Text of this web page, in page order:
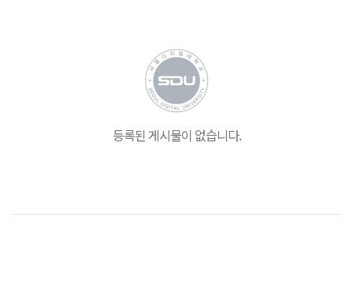
등록된 게시물이 없습니다.